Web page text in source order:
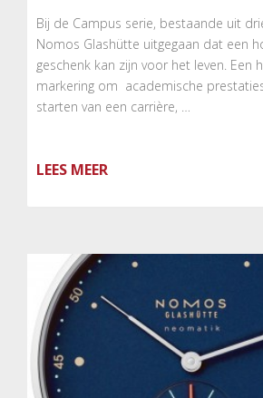
Bij de Campus serie, bestaande uit
Nomos Glashütte uitgegaan dat een
geschenk kan zijn voor het leven. Een
markering om academische
starten van een carrière, …
LEES MEER